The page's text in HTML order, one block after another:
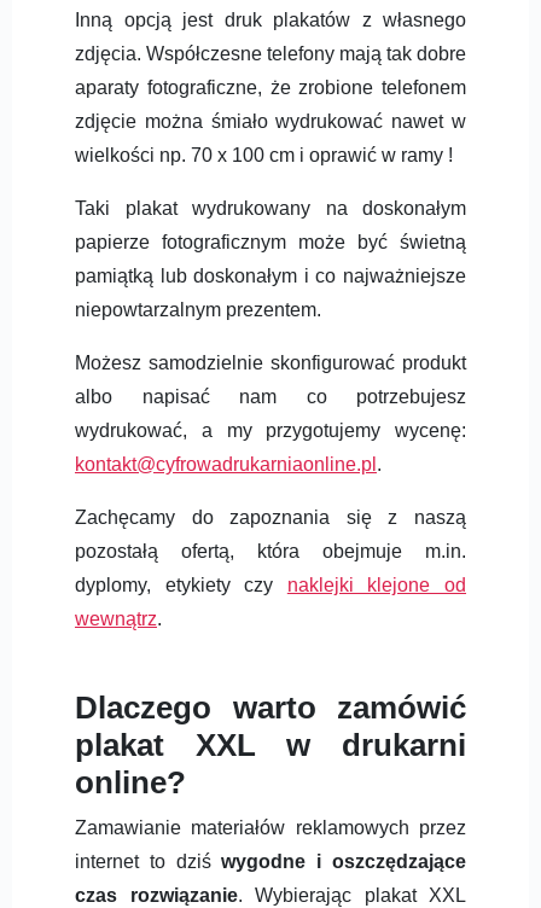
Inną opcją jest druk plakatów z własnego
zdjęcia. Współczesne telefony mają tak dobre
aparaty fotograficzne, że zrobione telefonem
zdjęcie można śmiało wydrukować nawet w
wielkości np. 70 x 100 cm i oprawić w ramy !
Taki plakat wydrukowany na doskonałym
papierze fotograficznym może być świetną
pamiątką lub doskonałym i co najważniejsze
niepowtarzalnym prezentem.
Możesz samodzielnie skonfigurować produkt
albo napisać nam co potrzebujesz
wydrukować, a my przygotujemy wycenę:
kontakt@cyfrowadrukarniaonline.pl .
Zachęcamy do zapoznania się z naszą
pozostałą ofertą, która obejmuje m.in.
dyplomy, etykiety czy naklejki klejone od
wewnątrz.
Dlaczego warto zamówić
plakat XXL w drukarni
online?
Zamawianie materiałów reklamowych przez
internet to dziśwygodne i oszczędzające
czas rozwiązanie. Wybierając plakat XXL